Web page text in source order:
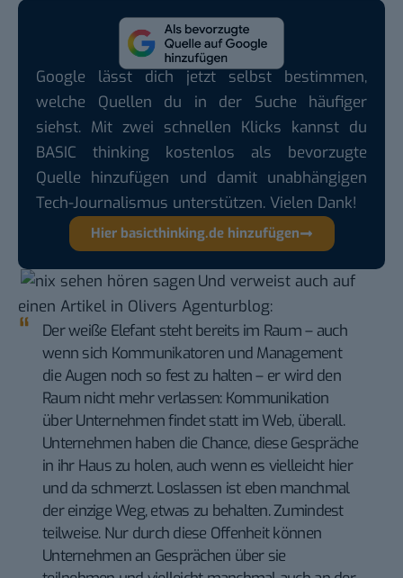
Google lässt dich jetzt selbst bestimmen,
welche Quellen du in der Suche häufiger
siehst. Mit zwei schnellen Klicks kannst du
BASIC thinking kostenlos als bevorzugte
Quelle hinzufügen und damit unabhängigen
Tech-Journalismus unterstützen. Vielen Dank!
Hier basicthinking.de hinzufügen
Und verweist auch auf
einen Artikel in Olivers Agenturblog:
Der weiße Elefant steht bereits im Raum – auch
wenn sich Kommunikatoren und Management
die Augen noch so fest zu halten – er wird den
Raum nicht mehr verlassen: Kommunikation
über Unternehmen findet statt im Web, überall.
Unternehmen haben die Chance, diese Gespräche
in ihr Haus zu holen, auch wenn es vielleicht hier
und da schmerzt. Loslassen ist eben manchmal
der einzige Weg, etwas zu behalten. Zumindest
teilweise. Nur durch diese Offenheit können
Unternehmen an Gesprächen über sie